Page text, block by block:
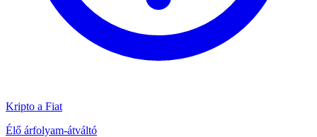
Kripto a Fiat
Élő árfolyam-átváltó